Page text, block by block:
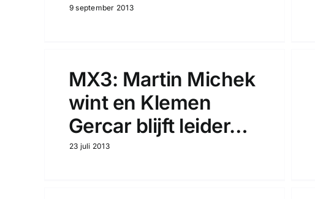
9 september 2013
MX3: Martin Michek
wint en Klemen
Gercar blijft leider…
23 juli 2013